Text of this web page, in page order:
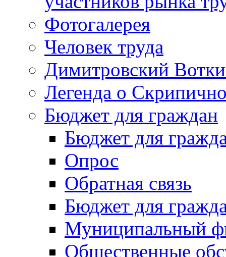
Фотогалерея
Человек труда
Димитровский
Легенда о
Бюджет для граждан
Бюджет для
Опрос
Обратная связь
Бюджет для
Муниципальный
Общественные